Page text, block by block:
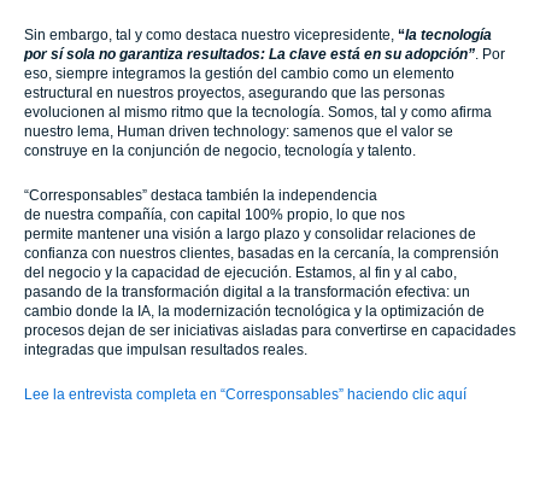
Sin embargo, tal y como destaca nuestro vicepresidente, “la tecnología
por sí sola no garantiza resultados: La clave está en su adopción” . Por
eso, siempre integramos la gestión del cambio como un elemento
estructural en nuestros proyectos, asegurando que las personas
evolucionen al mismo ritmo que la tecnología. Somos, tal y como afirma
nuestro lema, Human driven technology: samenos que el valor se
construye en la conjunción de negocio, tecnología y talento.
“Corresponsables” destaca también la independencia
de nuestra compañía, con capital 100% propio, lo que nos
permite mantener una visión a largo plazo y consolidar relaciones de
confianza con nuestros clientes, basadas en la cercanía, la comprensión
del negocio y la capacidad de ejecución. Estamos, al fin y al cabo,
pasando de la transformación digital a la transformación efectiva: un
cambio donde la IA, la modernización tecnológica y la optimización de
procesos dejan de ser iniciativas aisladas para convertirse en capacidades
integradas que impulsan resultados reales.
Lee la entrevista completa en “Corresponsables” haciendo clic aquí